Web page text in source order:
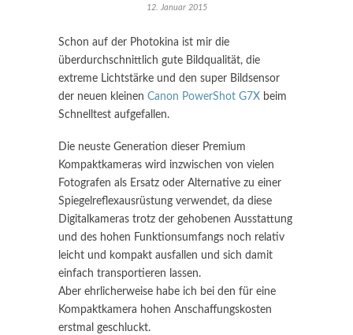
12. Januar 2015
Schon auf der Photokina ist mir die
überdurchschnittlich gute Bildqualität, die
extreme Lichtstärke und den super Bildsensor
der neuen kleinen Canon PowerShot G7X beim
Schnelltest aufgefallen.
Die neuste Generation dieser Premium
Kompaktkameras wird inzwischen von vielen
Fotografen als Ersatz oder Alternative zu einer
Spiegelreflexausrüstung verwendet, da diese
Digitalkameras trotz der gehobenen Ausstattung
und des hohen Funktionsumfangs noch relativ
leicht und kompakt ausfallen und sich damit
einfach transportieren lassen.
Aber ehrlicherweise habe ich bei den für eine
Kompaktkamera hohen Anschaffungskosten
erstmal geschluckt.